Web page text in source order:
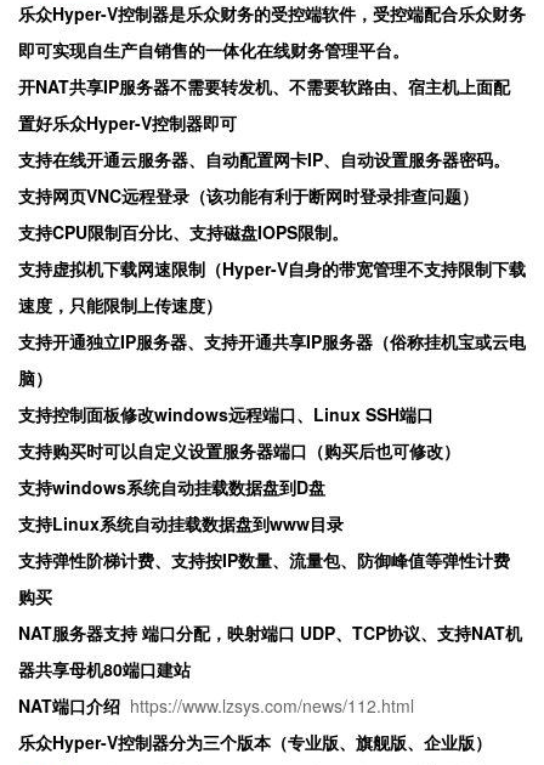
乐众Hyper-V控制器是乐众财务的受控端软件，受控端配合乐众财务
即可实现自生产自销售的一体化在线财务管理平台。
开NAT共享IP服务器不需要转发机、不需要软路由、宿主机上面配
置好乐众Hyper-V控制器即可
支持在线开通云服务器、自动配置网卡IP、自动设置服务器密码。
支持网页VNC远程登录（该功能有利于断网时登录排查问题）
支持CPU限制百分比、支持磁盘IOPS限制。
支持虚拟机下载网速限制（Hyper-V自身的带宽管理不支持限制下载
速度，只能限制上传速度）
支持开通独立IP服务器、支持开通共享IP服务器（俗称挂机宝或云电
脑）
支持控制面板修改windows远程端口、Linux SSH端口
支持购买时可以自定义设置服务器端口（购买后也可修改）
支持windows系统自动挂载数据盘到D盘
支持Linux系统自动挂载数据盘到www目录
支持弹性阶梯计费、支持按IP数量、流量包、防御峰值等弹性计费
购买
NAT服务器支持 端口分配，映射端口 UDP、TCP协议、支持NAT机
器共享母机80端口建站
NAT端口介绍 https://www.lzsys.com/news/112.html
乐众Hyper-V控制器分为三个版本（专业版、旗舰版、企业版）